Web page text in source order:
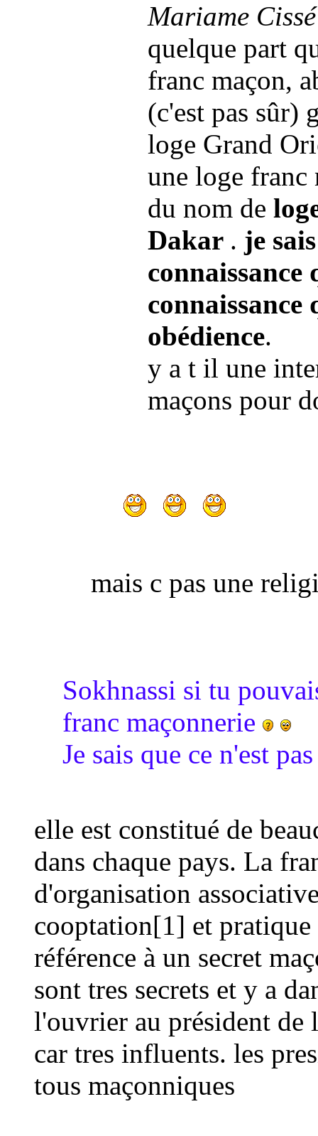
Mariame
quelque part
franc maçon,
(c'est pas sûr)
loge Grand
une loge franc
du nom de
Dakar . je
connaissance
obédience.
y a t il une
maçons pour
mais c pas une
Sokhnassi si tu
franc maçonnerie
Je sais que ce n'est
elle est constitué de
dans chaque pays. La
d'organisation
cooptation[1] et
référence à un secret
sont tres secrets et y a
l'ouvrier au président de
car tres influents. les
tous maçonniques